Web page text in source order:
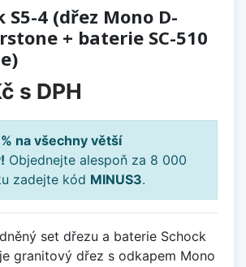
S5-4 (dřez Mono D-
+ baterie SC-510
s DPH
na všechny větší
Objednejte alespoň za 8 000
zadejte kód MINUS3.
set dřezu a baterie Schock
granitový dřez s odkapem Mono